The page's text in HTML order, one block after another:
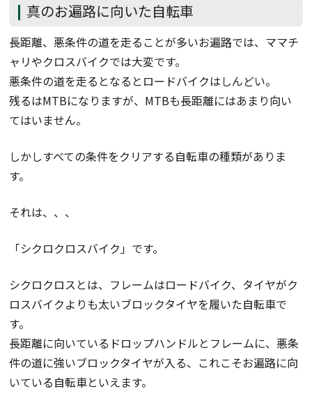
真のお遍路に向いた自転車
長距離、悪条件の道を走ることが多いお遍路では、ママチ
ャリやクロスバイクでは大変です。
悪条件の道を走るとなるとロードバイクはしんどい。
残るはMTBになりますが、MTBも長距離にはあまり向い
てはいません。
しかしすべての条件をクリアする自転車の種類がありま
す。
それは、、、
「シクロクロスバイク」です。
シクロクロスとは、フレームはロードバイク、タイヤがク
ロスバイクよりも太いブロックタイヤを履いた自転車で
す。
長距離に向いているドロップハンドルとフレームに、悪条
件の道に強いブロックタイヤが入る、これこそお遍路に向
いている自転車といえます。